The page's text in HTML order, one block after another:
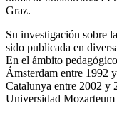
Graz.
Su investigación sobre
sido publicada en
En el ámbito
Ámsterdam entre 1992
Catalunya entre 2002 y
Universidad Mozarteum